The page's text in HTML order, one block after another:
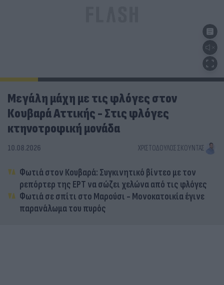
Μεγάλη μάχη με τις φλόγες στον
Κουβαρά Αττικής - Στις φλόγες
κτηνοτροφική μονάδα
10.08.2026 ΧΡΙΣΤΌΔΟΥΛΟΣ ΣΚΟΎΝΤΑΣ
Φωτιά στον Κουβαρά: Συγκινητικό βίντεο με τον
ρεπόρτερ της ΕΡΤ να σώζει χελώνα από τις φλόγες
Φωτιά σε σπίτι στο Μαρούσι - Μονοκατοικία έγινε
παρανάλωμα του πυρός